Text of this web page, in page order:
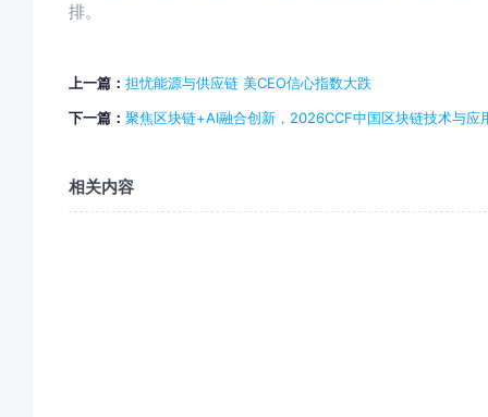
排。
上一篇： 担忧能源与供应链 美CEO信心指数大跌
下一篇： 聚焦区块链+AI融合创新，2026CCF中国区块链技术与应
相关内容